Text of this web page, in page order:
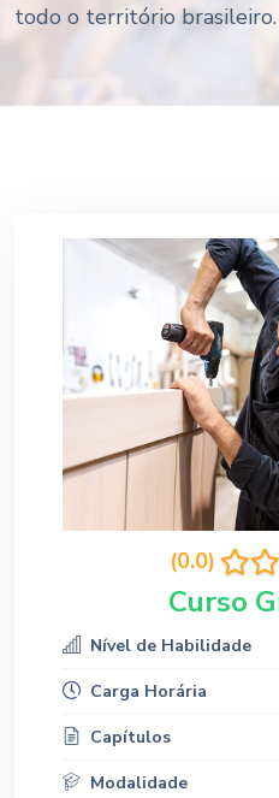
todo o território brasileiro.
(0.0)
Curso
Nível de Habilidade
Carga Horária
Capítulos
Modalidade